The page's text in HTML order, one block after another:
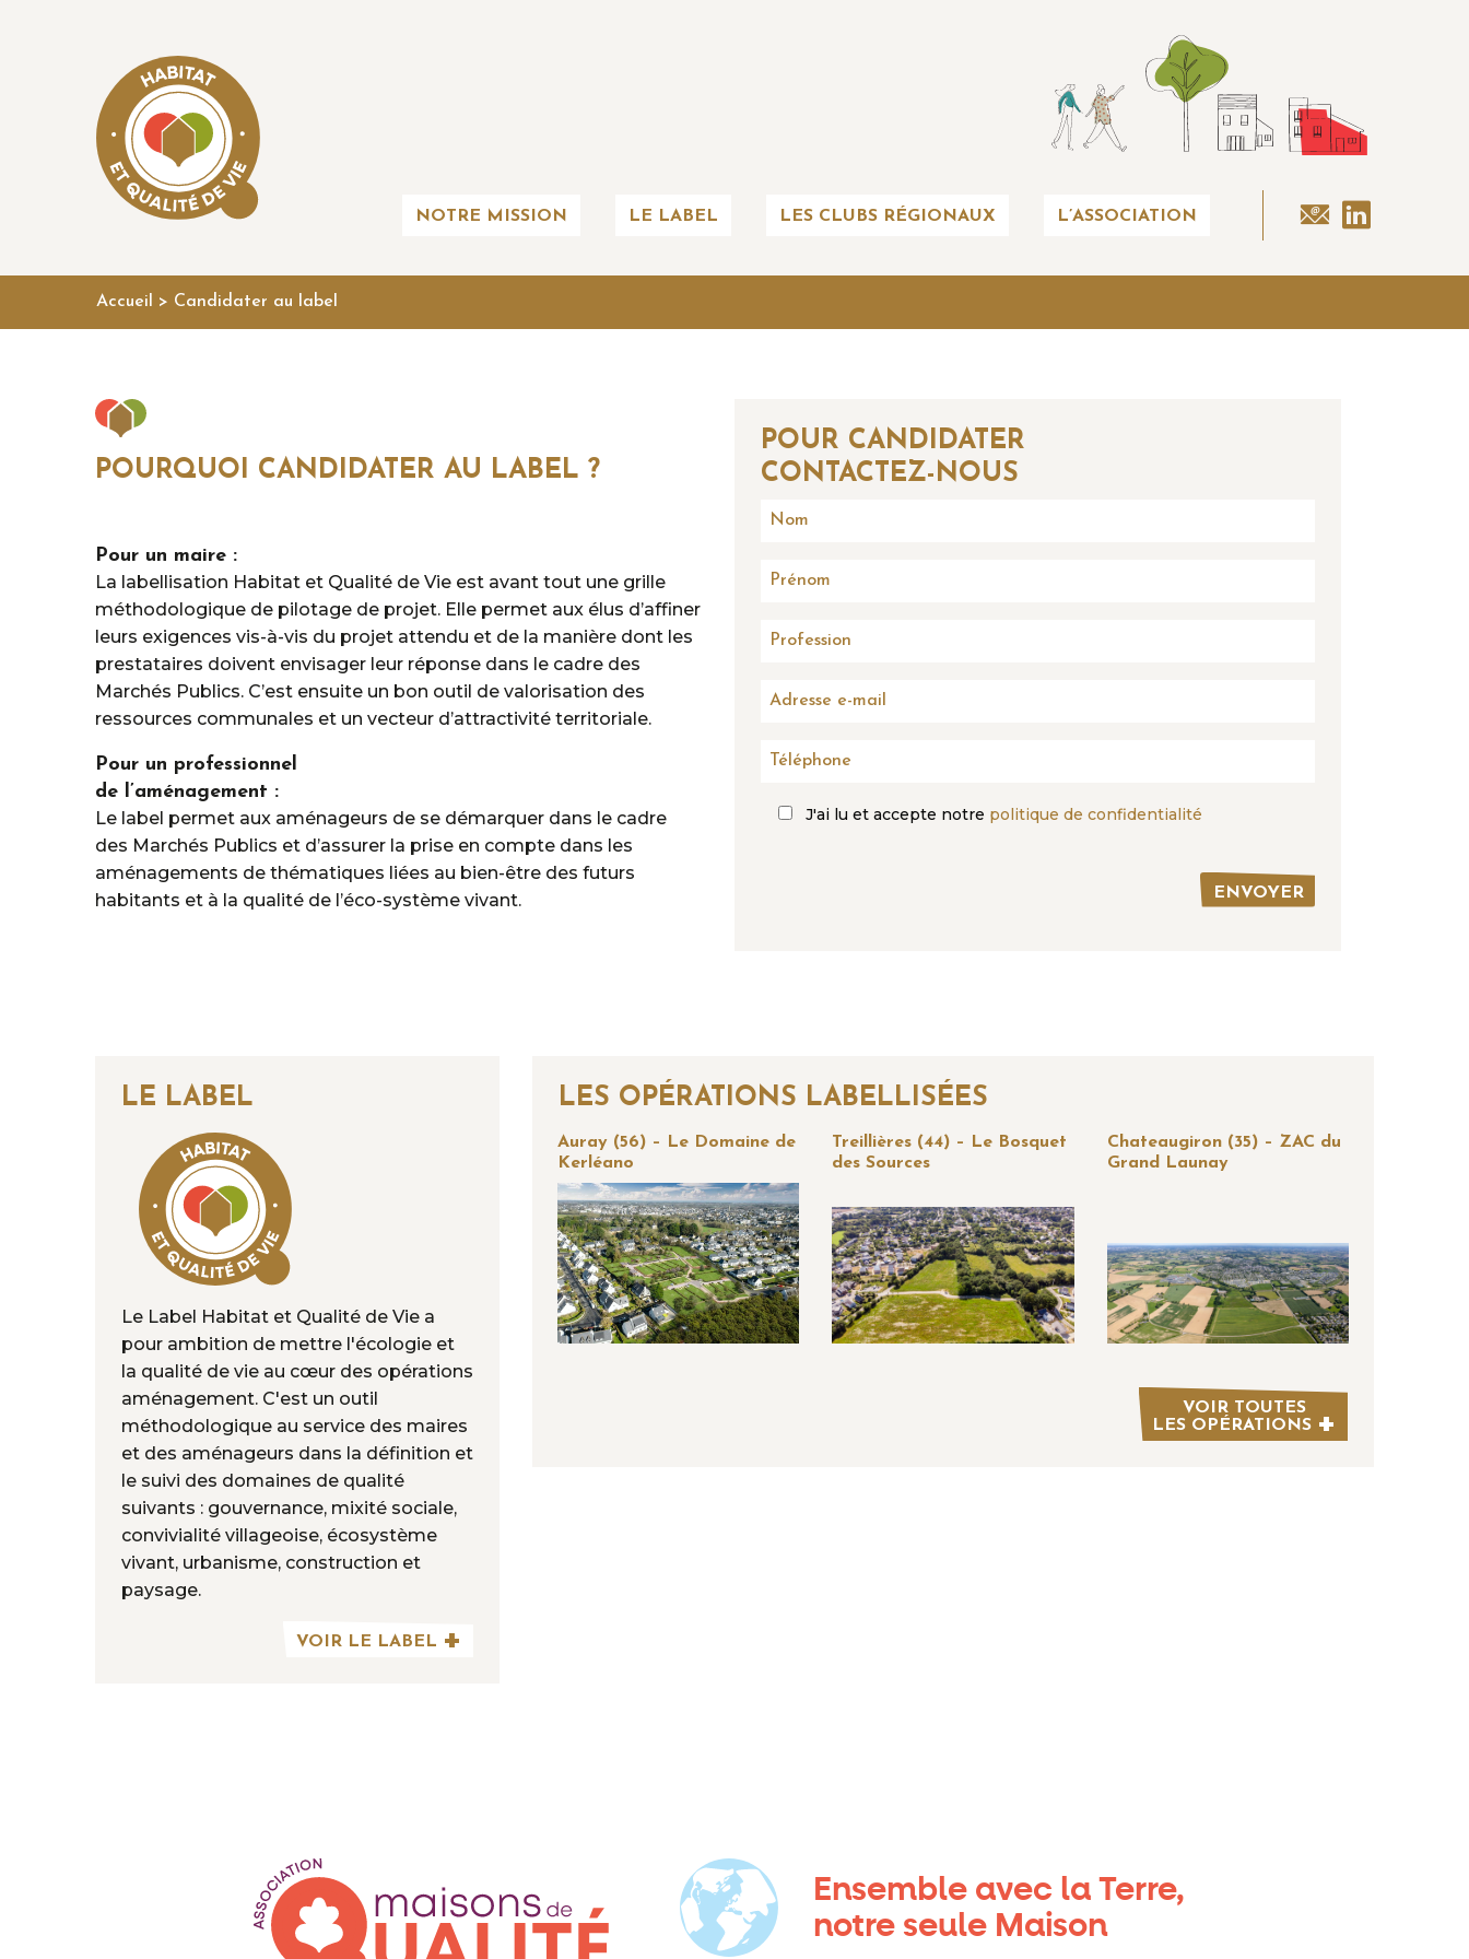
NOTRE MISSION LE LABEL LES CLUBS RÉGIONAUX L’ASSOCIATION
Accueil > Candidater au label
POURQUOI CANDIDATER AU LABEL ?
Pour un maire :
La labellisation Habitat et Qualité de Vie est avant tout une grille
méthodologique de pilotage de projet. Elle permet aux élus d’affiner
leurs exigences vis-à-vis du projet attendu et de la manière dont les
prestataires doivent envisager leur réponse dans le cadre des
Marchés Publics. C’est ensuite un bon outil de valorisation des
ressources communales et un vecteur d’attractivité territoriale.
Pour un professionnel
de l’aménagement :
Le label permet aux aménageurs de se démarquer dans le cadre
des Marchés Publics et d’assurer la prise en compte dans les
aménagements de thématiques liées au bien-être des futurs
habitants et à la qualité de l’éco-système vivant.
POUR CANDIDATER
CONTACTEZ-NOUS
J'ai lu et accepte notre politique de confidentialité
LE LABEL
Le Label Habitat et Qualité de Vie a
pour ambition de mettre l'écologie et
la qualité de vie au cœur des opérations
aménagement. C'est un outil
méthodologique au service des maires
et des aménageurs dans la définition et
le suivi des domaines de qualité
suivants : gouvernance, mixité sociale,
convivialité villageoise, écosystème
vivant, urbanisme, construction et
paysage.
VOIR LE LABEL
LES OPÉRATIONS LABELLISÉES
Auray (56) – Le Domaine de
Kerléano
Treillières (44) – Le Bosquet
des Sources
Chateaugiron (35) – ZAC du
Grand Launay
VOIR TOUTES
LES OPÉRATIONS
Ensemble avec la Terre,
notre seule Maison